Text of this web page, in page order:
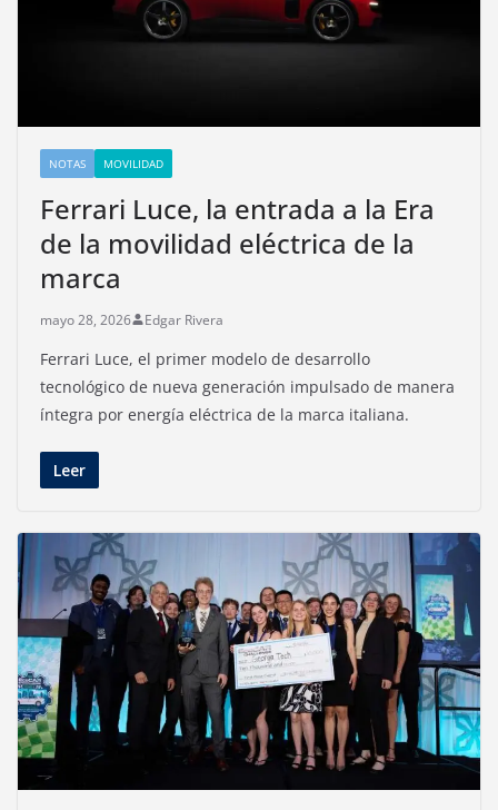
NOTAS MOVILIDAD
Ferrari Luce, la entrada a la Era
de la movilidad eléctrica de la
marca
mayo 28, 2026 Edgar Rivera
Ferrari Luce, el primer modelo de desarrollo
tecnológico de nueva generación impulsado de manera
íntegra por energía eléctrica de la marca italiana.
Leer